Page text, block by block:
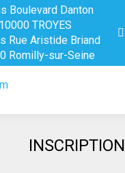
Boulevard Danton
10000 TROYES
Rue Aristide Briand
Romilly-sur-Seine
INSCRIPTION